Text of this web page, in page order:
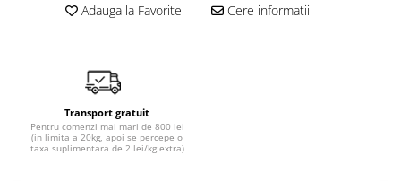
Adauga la Favorite Cere informatii
Transport gratuit
Pentru comenzi mai mari de 800 lei
(in limita a 20kg, apoi se percepe o
taxa suplimentara de 2 lei/kg extra)